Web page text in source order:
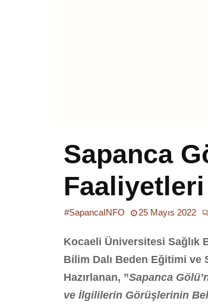
Sapanca
Faaliyetleri
#SapancaINFO 25 Mayıs 2022
Kocaeli Üniversitesi Sağlık
Bilim Dalı Beden Eğitimi ve
Hazırlanan, ”Sapanca
ve İlgililerin Görüşlerinin